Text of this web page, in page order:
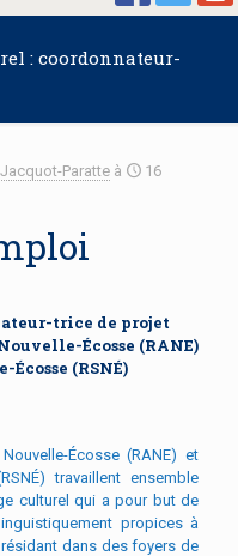
: coordonnateur-
Paratte à
16
trice de projet
Écosse (RANE)
(RSNÉ)
Écosse (RANE) et
travaillent ensemble
culturel qui a pour but de
propices à
dans des foyers de